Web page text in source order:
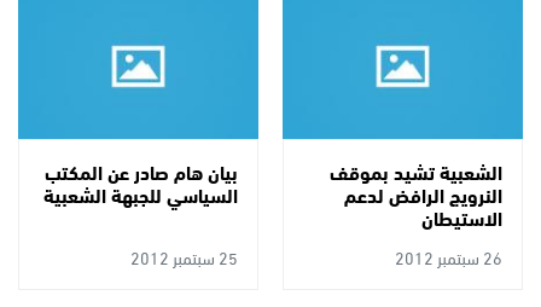
الشعبية تشيد بموقف
النرويج الرافض لدعم
الاستيطان
26 سبتمبر 2012
بيان هام صادر عن المكتب
السياسي للجبهة الشعبية
25 سبتمبر 2012